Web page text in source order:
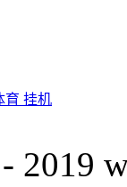
育 挂机
2019